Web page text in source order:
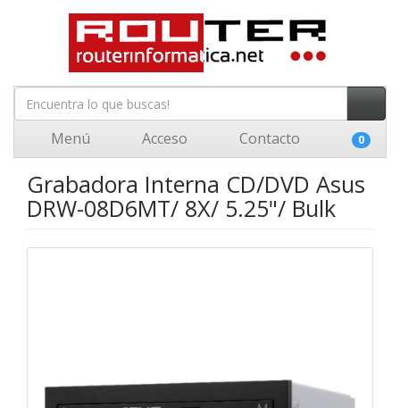
Menú Acceso Contacto 0
Grabadora Interna CD/DVD Asus
DRW-08D6MT/ 8X/ 5.25"/ Bulk